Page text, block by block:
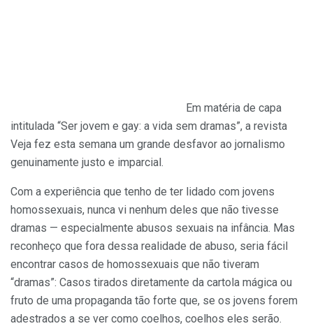
Em matéria de capa
intitulada “Ser jovem e gay: a vida sem dramas”, a revista
Veja fez esta semana um grande desfavor ao jornalismo
genuinamente justo e imparcial.
Com a experiência que tenho de ter lidado com jovens
homossexuais, nunca vi nenhum deles que não tivesse
dramas — especialmente abusos sexuais na infância. Mas
reconheço que fora dessa realidade de abuso, seria fácil
encontrar casos de homossexuais que não tiveram
“dramas”: Casos tirados diretamente da cartola mágica ou
fruto de uma propaganda tão forte que, se os jovens forem
adestrados a se ver como coelhos, coelhos eles serão.